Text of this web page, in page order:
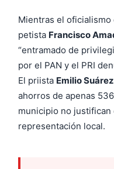
Mientras el
petista Francisco
“entramado de
por el PAN y el PRI
El priista Emilio
ahorros de apenas
municipio no
representación local.